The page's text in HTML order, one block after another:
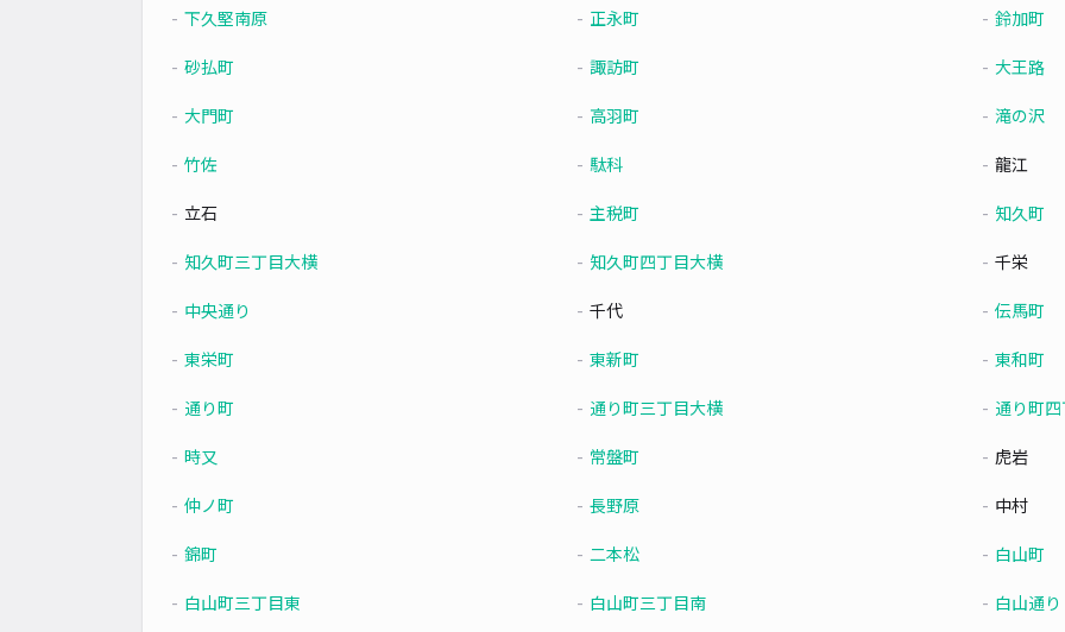
下久堅南原 正永町 鈴加町
砂払町 諏訪町 大王路
大門町 高羽町 滝の沢
竹佐 駄科 龍江
立石 主税町 知久町
知久町三丁目大横 知久町四丁目大横 千栄
中央通り 千代 伝馬町
東栄町 東新町 東和町
通り町 通り町三丁目大横 通り町
時又 常盤町 虎岩
仲ノ町 長野原 中村
錦町 二本松 白山町
白山町三丁目東 白山町三丁目南 白山通り